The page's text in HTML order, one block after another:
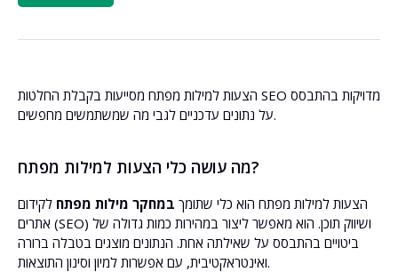
הצעות למילות מפתח מסייעות בקבלת החלטות SEO מדויקות בהתבסס
על נתונים עדכניים לגבי מה שמשתמשים מחפשים.
מה עושה כלי הצעות למילות מפתח?
הצעות למילות מפתח הוא כלי שתומך במחקר מילות מפתח לקידום
אתרים (SEO) ושיווק תוכן. הוא מאפשר ליצור במהירות כמות גדולה של
ביטויים בהתבסס על שאילתה אחת. הנתונים מוצגים בטבלה ברורה
ואינטראקטיבית, עם אפשרות למיון וסינון התוצאות.